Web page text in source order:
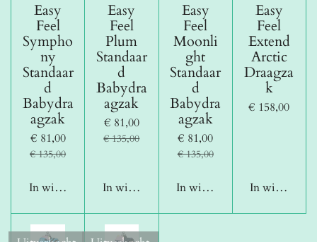
Easy
Feel
Sympho
ny
Standaar
d
Babydra
agzak
€ 81,00
€ 135,00
In winkelwagen
Easy
Feel
Plum
Standaar
d
Babydra
agzak
€ 81,00
€ 135,00
In winkelwagen
Easy
Feel
Moonli
ght
Standaar
d
Babydra
agzak
€ 81,00
€ 135,00
In winkelwagen
Easy
Feel
Extend
Arctic
Draagza
k
€ 158,00
In